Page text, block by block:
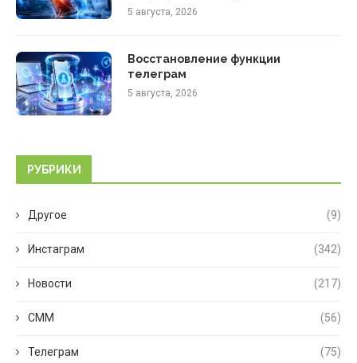
5 августа, 2026
Восстановление функции
телеграм
5 августа, 2026
РУБРИКИ
Другое (9)
Инстаграм (342)
Новости (217)
СММ (56)
Телеграм (75)